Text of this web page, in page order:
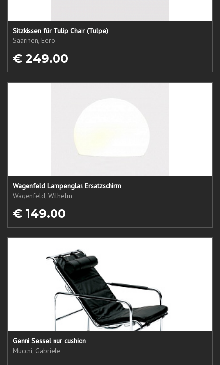
Sitzkissen für Tulip Chair (Tulpe)
Saarinen, Eero
€ 249.00
Wagenfeld Lampenglas Ersatzschirm
Wagenfeld, Wilhelm
€ 149.00
Genni Sessel nur cushion
Mucchi, Gabriele